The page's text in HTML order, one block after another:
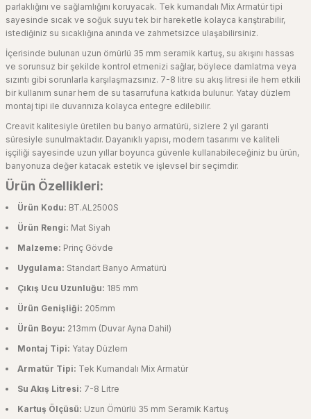
parlaklığını ve sağlamlığını koruyacak. Tek kumandalı Mix Armatür tipi
sayesinde sıcak ve soğuk suyu tek bir hareketle kolayca karıştırabilir,
istediğiniz su sıcaklığına anında ve zahmetsizce ulaşabilirsiniz.
İçerisinde bulunan uzun ömürlü 35 mm seramik kartuş, su akışını hassas
ve sorunsuz bir şekilde kontrol etmenizi sağlar, böylece damlatma veya
sızıntı gibi sorunlarla karşılaşmazsınız. 7-8 litre su akış litresi ile hem etkili
bir kullanım sunar hem de su tasarrufuna katkıda bulunur. Yatay düzlem
montaj tipi ile duvarınıza kolayca entegre edilebilir.
Creavit kalitesiyle üretilen bu banyo armatürü, sizlere 2 yıl garanti
süresiyle sunulmaktadır. Dayanıklı yapısı, modern tasarımı ve kaliteli
işçiliği sayesinde uzun yıllar boyunca güvenle kullanabileceğiniz bu ürün,
banyonuza değer katacak estetik ve işlevsel bir seçimdir.
Ürün Özellikleri:
Ürün Kodu: BT.AL2500S
Ürün Rengi: Mat Siyah
Malzeme: Prinç Gövde
Uygulama: Standart Banyo Armatürü
Çıkış Ucu Uzunluğu: 185 mm
Ürün Genişliği: 205mm
Ürün Boyu: 213mm (Duvar Ayna Dahil)
Montaj Tipi: Yatay Düzlem
Armatür Tipi: Tek Kumandalı Mix Armatür
Su Akış Litresi: 7-8 Litre
Kartuş Ölçüsü: Uzun Ömürlü 35 mm Seramik Kartuş